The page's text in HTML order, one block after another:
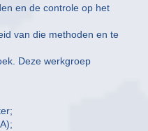
en de controle op het
van die methoden en te
Deze werkgroep